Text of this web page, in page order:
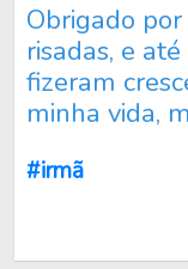
Obrigado
risadas, e
fizeram
minha vida,
#irmã